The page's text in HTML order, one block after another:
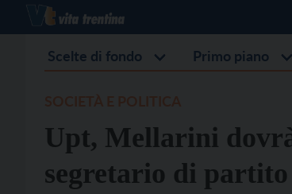
Scelte di fondo Primo piano
Upt, Mellarini dovrà
segretario di partito